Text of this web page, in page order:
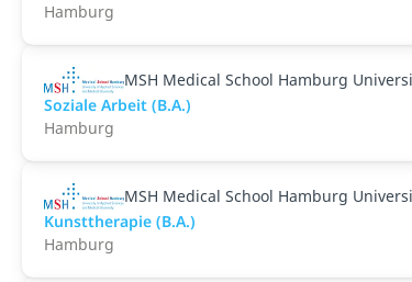
Hamburg
MSH Medical School Hamburg
Soziale Arbeit (B.A.)
Hamburg
MSH Medical School Hamburg
Kunsttherapie (B.A.)
Hamburg